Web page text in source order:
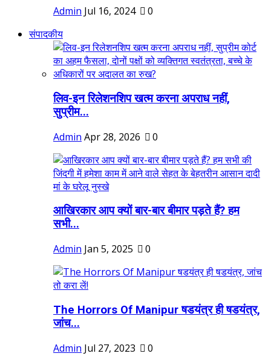
Admin Jul 16, 2024
0
संपादकीय
लिव-इन रिलेशनशिप खत्म करना अपराध नहीं,
सुप्रीम...
Admin Apr 28, 2026 0
आखिरकार आप क्यों बार-बार बीमार पड़ते हैं? हम
सभी...
Admin Jan 5, 2025 0
The Horrors Of Manipur षडयंत्र ही षडयंत्र,
जांच...
Admin Jul 27, 2023 0